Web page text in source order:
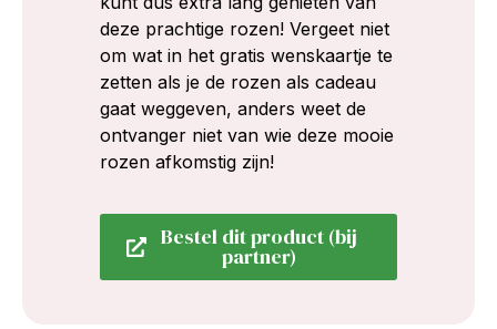
deze prachtige rozen! Vergeet niet
om wat in het gratis wenskaartje te
zetten als je de rozen als cadeau
gaat weggeven, anders weet de
ontvanger niet van wie deze mooie
rozen afkomstig zijn!
Bestel dit product (bij
partner)